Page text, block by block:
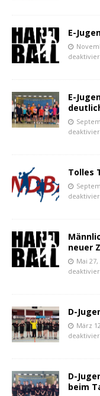
E-
E-
Tolles
neuer
Mai 27,
D-
März
D-
beim